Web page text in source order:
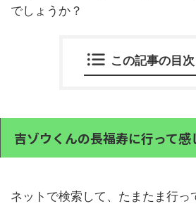
でしょうか？
この記事の目次
吉ゾウくんの長福寿に行って感
ネットで検索して、たまたま行っ